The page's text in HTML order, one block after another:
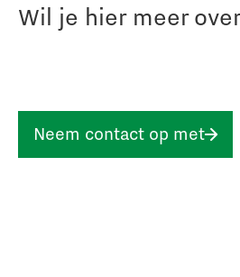
Wil je hier meer
Neem contact op met